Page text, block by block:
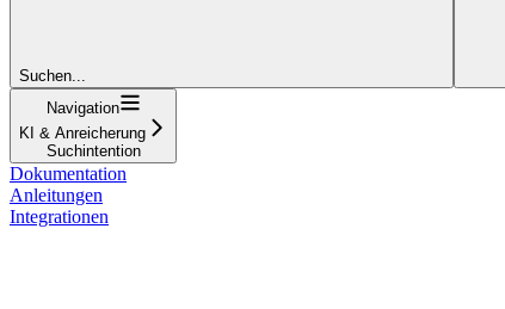
Suchen...
Navigation
KI & Anreicherung
Suchintention
Dokumentation
Anleitungen
Integrationen